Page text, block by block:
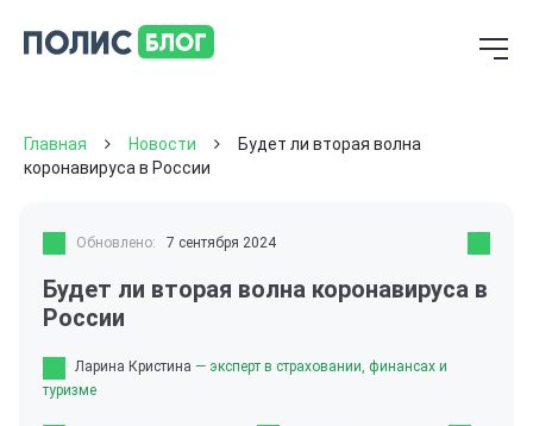
Главная Новости
Будет ли вторая волна
коронавируса в России
Обновлено: 7 сентября 2024
Будет ли вторая волна коронавируса в
России
Ларина Кристина — эксперт в страховании, финансах и
туризме